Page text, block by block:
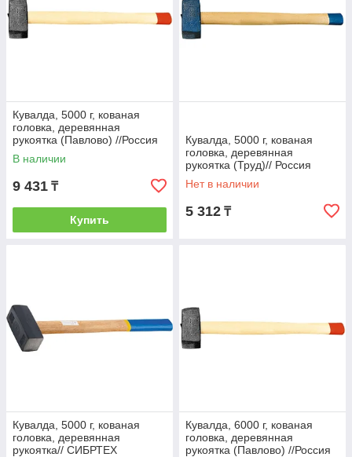
Кувалда, 5000 г, кованая
головка, деревянная
рукоятка (Павлово) //Россия
В наличии
9 431 ₸
Купить
Кувалда, 5000 г, кованая
головка, деревянная
рукоятка (Труд)// Россия
Нет в наличии
5 312 ₸
Кувалда, 5000 г, кованая
головка, деревянная
рукоятка// СИБРТЕХ
Кувалда, 6000 г, кованая
головка, деревянная
рукоятка (Павлово) //Россия